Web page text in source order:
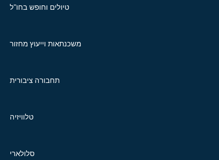
טיולים וחופש בחו"ל
משכנתאות וייעוץ מחזור
תחבורה ציבורית
טלוויזיה
סלולארי